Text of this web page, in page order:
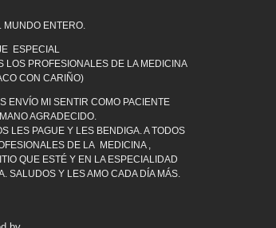
MUNDO ENTERO.
ESPECIAL
LOS PROFESIONALES DE LA MEDICINA
CON CARIÑO)
ENVÍO MI SENTIR COMO PACIENTE
AGRADECIDO.
LES PAGUE Y LES BENDIGA. A TODOS
DE LA MEDICINA ,
QUE ESTÉ Y EN LA ESPECIALIDAD
SALUDOS Y LES AMO CADA DÍA MÁS.